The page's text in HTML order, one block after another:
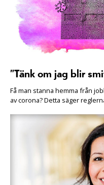
”Tänk om jag blir
Få man stanna hemma från
av corona? Detta säger